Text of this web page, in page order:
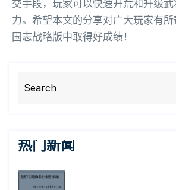
交手段，玩家可以快速开荒和升级
力。希望本文的分享对广大玩家有
国志战略版中取得好成绩！
热门新闻